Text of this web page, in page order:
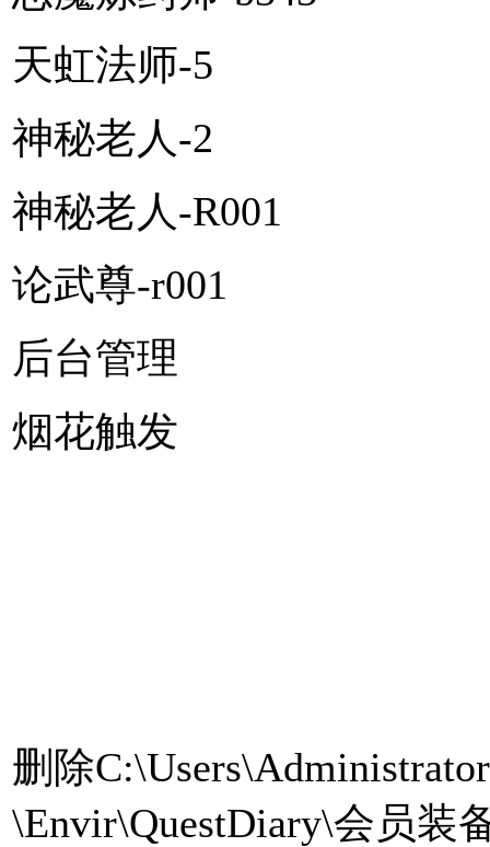
天虹法师-5
神秘老人-2
神秘老人-R001
论武尊-r001
后台管理
烟花触发
删除
\Envir\QuestDiary\会员装